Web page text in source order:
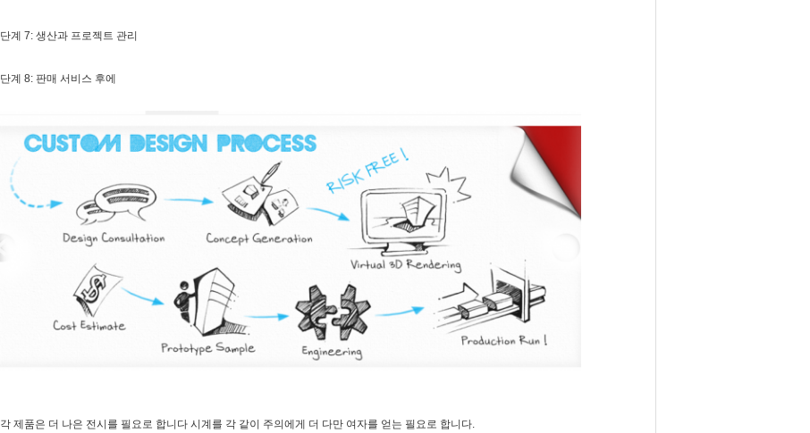
단계 7: 생산과 프로젝트 관리
단계 8: 판매 서비스 후에
각 제품은 더 나은 전시를 필요로 합니다 시계를 각 같이 주의에게 더 다만 여자를 얻는 필요로 합니다.